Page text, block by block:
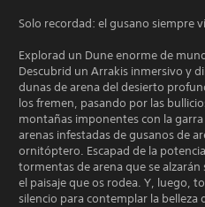
Solo recordad: el gusano siempre
Explorad un Dune enorme de
Descubrid un Arrakis inmersivo y
dunas de arena del desierto
los fremen, pasando por las
montañas imponentes con la
arenas infestadas de gusanos de
ornitóptero. Escapad de la
tormentas de arena que se
el paisaje que os rodea. Y, luego,
silencio para contemplar la belleza